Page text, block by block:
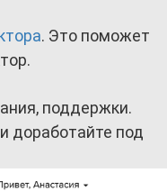
. Это поможет
поддержки.
доработайте под